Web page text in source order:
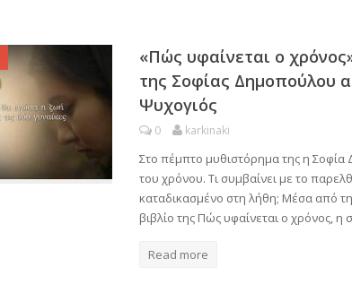
«Πώς υφαίνεται ο
της Σοφίας Δημοπούλου
Ψυχογιός
0 karkinaki
Στο πέμπτο μυθιστόρημα της η Σοφία
του χρόνου. Τι συμβαίνει με το
καταδικασμένο στη λήθη; Μέσα από
βιβλίο της Πώς υφαίνεται ο χρόνος,
Read more